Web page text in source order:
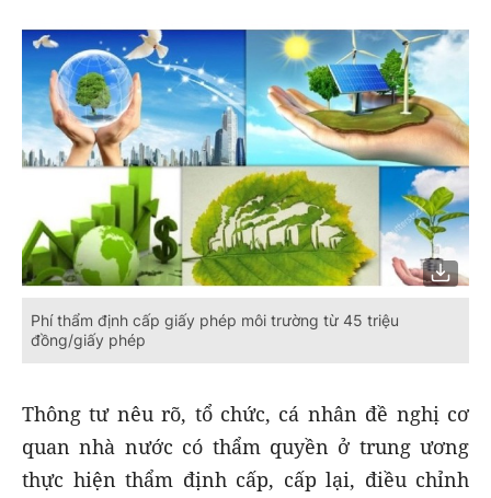
Phí thẩm định cấp giấy phép môi trường từ 45 triệu
đồng/giấy phép
Thông tư nêu rõ, tổ chức, cá nhân đề nghị cơ
quan nhà nước có thẩm quyền ở trung ương
thực hiện thẩm định cấp, cấp lại, điều chỉnh